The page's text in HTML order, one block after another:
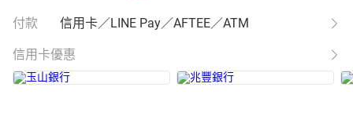
付款 信用卡／LINE Pay／AFTEE／ATM
信用卡優惠